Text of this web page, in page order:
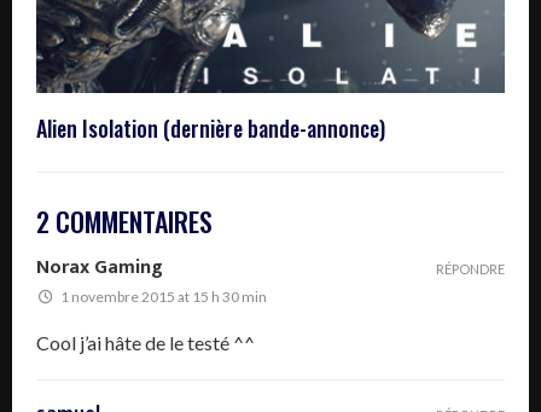
Alien Isolation (dernière bande-annonce)
2 COMMENTAIRES
Norax Gaming
1 novembre 2015 at 15 h 30 min
Cool j’ai hâte de le testé ^^
RÉPONDRE